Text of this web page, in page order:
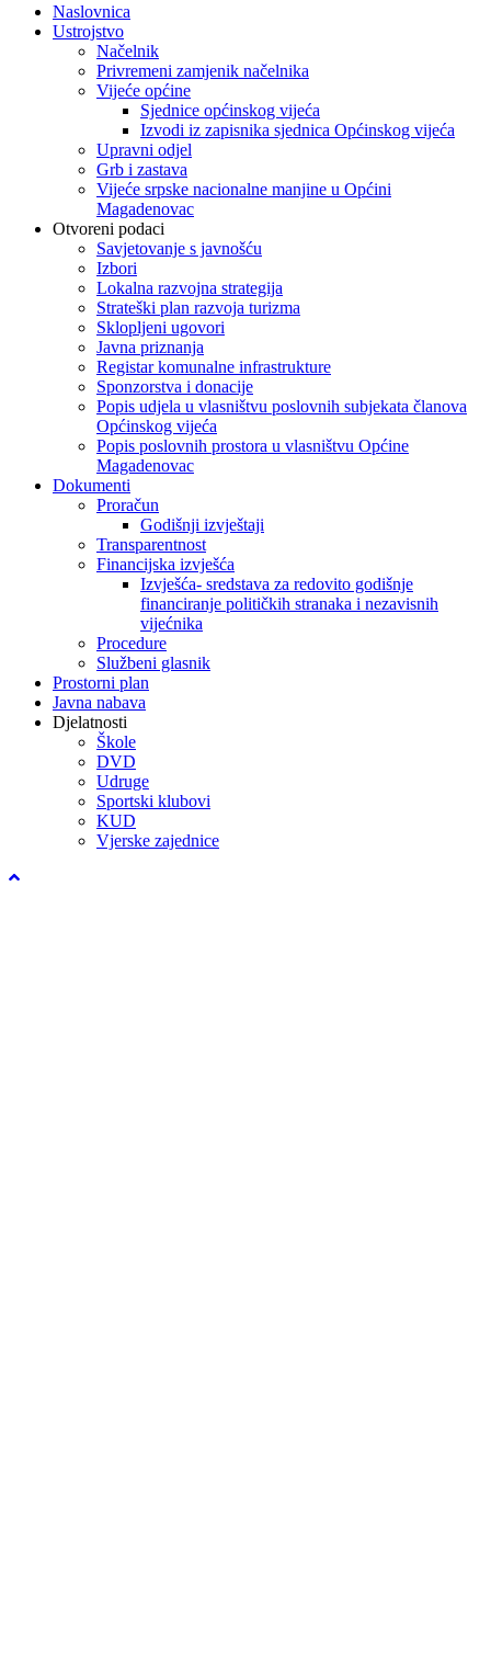
Naslovnica
Ustrojstvo
Načelnik
Privremeni zamjenik načelnika
Vijeće općine
Sjednice općinskog vijeća
Izvodi iz zapisnika sjednica Općinskog vijeća
Upravni odjel
Grb i zastava
Vijeće srpske nacionalne manjine u Općini
Magadenovac
Otvoreni podaci
Savjetovanje s javnošću
Izbori
Lokalna razvojna strategija
Strateški plan razvoja turizma
Sklopljeni ugovori
Javna priznanja
Registar komunalne infrastrukture
Sponzorstva i donacije
Popis udjela u vlasništvu poslovnih subjekata članova
Općinskog vijeća
Popis poslovnih prostora u vlasništvu Općine
Magadenovac
Dokumenti
Proračun
Godišnji izvještaji
Transparentnost
Financijska izvješća
Izvješća- sredstava za redovito godišnje
financiranje političkih stranaka i nezavisnih
vijećnika
Procedure
Službeni glasnik
Prostorni plan
Javna nabava
Djelatnosti
Škole
DVD
Udruge
Sportski klubovi
KUD
Vjerske zajednice